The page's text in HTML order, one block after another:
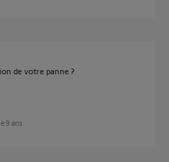
de votre panne ?
9 ans